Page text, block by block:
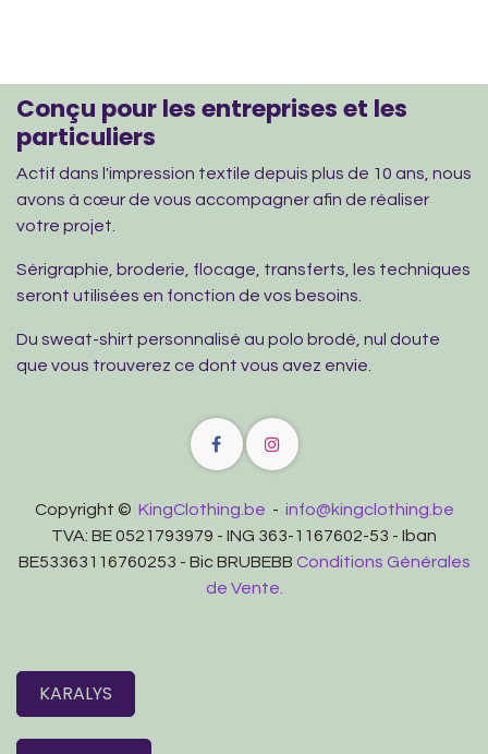
Conçu pour les entreprises et les
particuliers
Actif dans l'impression textile depuis plus de 10 ans, nous
avons à cœur de vous accompagner afin de réaliser
votre projet.
Sérigraphie, broderie, flocage, transferts, les techniques
seront utilisées en fonction de vos besoins.
Du sweat-shirt personnalisé au polo brodé, nul doute
que vous trouverez ce dont vous avez envie.
Copyright © KingClothing.be - info@kingclothing.be
TVA: BE 0521793979 - ING 363-1167602-53 - Iban
BE53363116760253 - Bic BRUBEBB Conditions Générales
de Vente.
KARALYS